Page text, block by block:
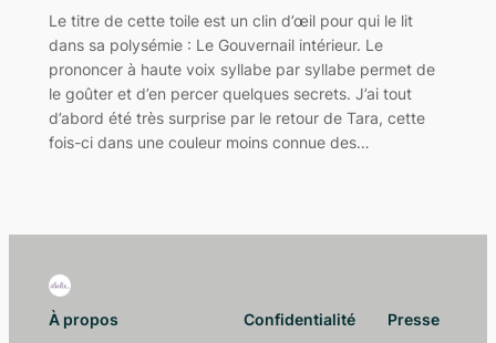
Le titre de cette toile est un clin d’œil pour qui le lit
dans sa polysémie : Le Gouvernail intérieur. Le
prononcer à haute voix syllabe par syllabe permet de
le goûter et d’en percer quelques secrets. J’ai tout
d’abord été très surprise par le retour de Tara, cette
fois-ci dans une couleur moins connue des…
À propos Confidentialité Presse